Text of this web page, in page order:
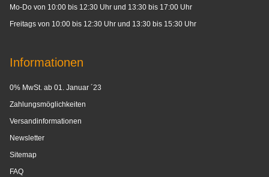
Mo-Do von 10:00 bis 12:30 Uhr und 13:30 bis 17:00 Uhr
Freitags von 10:00 bis 12:30 Uhr und 13:30 bis 15:30 Uhr
Informationen
0% MwSt. ab 01. Januar ´23
Zahlungsmöglichkeiten
Versandinformationen
Newsletter
Sitemap
FAQ